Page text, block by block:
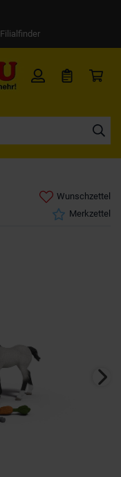
Filialfinder
Wunschzettel
Merkzettel